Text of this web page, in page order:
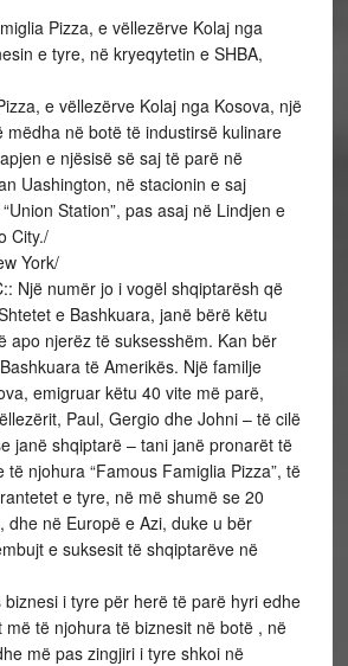
Pizza, e vëllezërve Kolaj nga
e tyre, në kryeqytetin e SHBA,
e vëllezërve Kolaj nga Kosova, një
mëdha në botë të industirsë kulinare
e njësisë së saj të parë në
Uashington, në stacionin e saj
Station”, pas asaj në Lindjen e
City./
York/
Një numër jo i vogël shqiptarësh që
e Bashkuara, janë bërë këtu
apo njerëz të suksesshëm. Kan bër
të Amerikës. Një familje
emigruar këtu 40 vite më parë,
Paul, Gergio dhe Johni – të cilë
janë shqiptarë – tani janë pronarët të
njohura “Famous Famiglia Pizza”, të
e tyre, në më shumë se 20
dhe në Europë e Azi, duke u bër
e suksesit të shqiptarëve në
biznesi i tyre për herë të parë hyri edhe
më të njohura të biznesit në botë , në
më pas zingjiri i tyre shkoi në